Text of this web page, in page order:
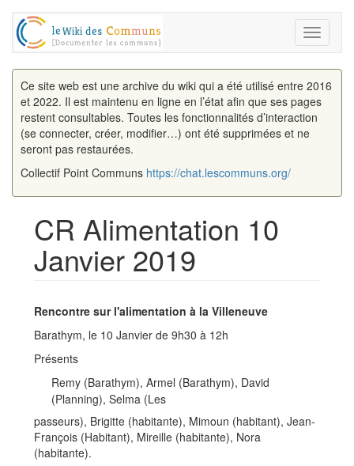
Toggle
Ce site web est une archive du wiki qui a été utilisé entre 2016
et 2022. Il est maintenu en ligne en l’état afin que ses pages
restent consultables. Toutes les fonctionnalités d’interaction
(se connecter, créer, modifier…) ont été supprimées et ne
seront pas restaurées.
Collectif Point Communs https://chat.lescommuns.org/
CR Alimentation 10
Janvier 2019
Rencontre sur l'alimentation à la Villeneuve
Barathym, le 10 Janvier de 9h30 à 12h
Présents
Remy (Barathym), Armel (Barathym), David
(Planning), Selma (Les
passeurs), Brigitte (habitante), Mimoun (habitant), Jean-
François (Habitant), Mireille (habitante), Nora
(habitante).